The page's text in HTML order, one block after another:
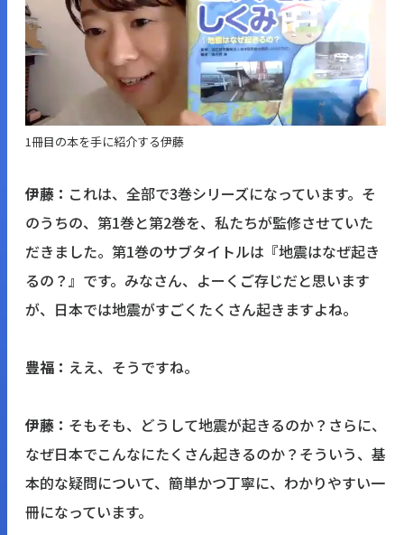
1冊目の本を手に紹介する伊藤
伊藤： これは、全部で3巻シリーズになっています。そ
のうちの、第1巻と第2巻を、私たちが監修させていた
だきました。第1巻のサブタイトルは『地震はなぜ起き
るの？』です。みなさん、よーくご存じだと思います
が、日本では地震がすごくたくさん起きますよね。
豊福： ええ、そうですね。
伊藤： そもそも、どうして地震が起きるのか？さらに、
なぜ日本でこんなにたくさん起きるのか？そういう、基
本的な疑問について、簡単かつ丁寧に、わかりやすい一
冊になっています。